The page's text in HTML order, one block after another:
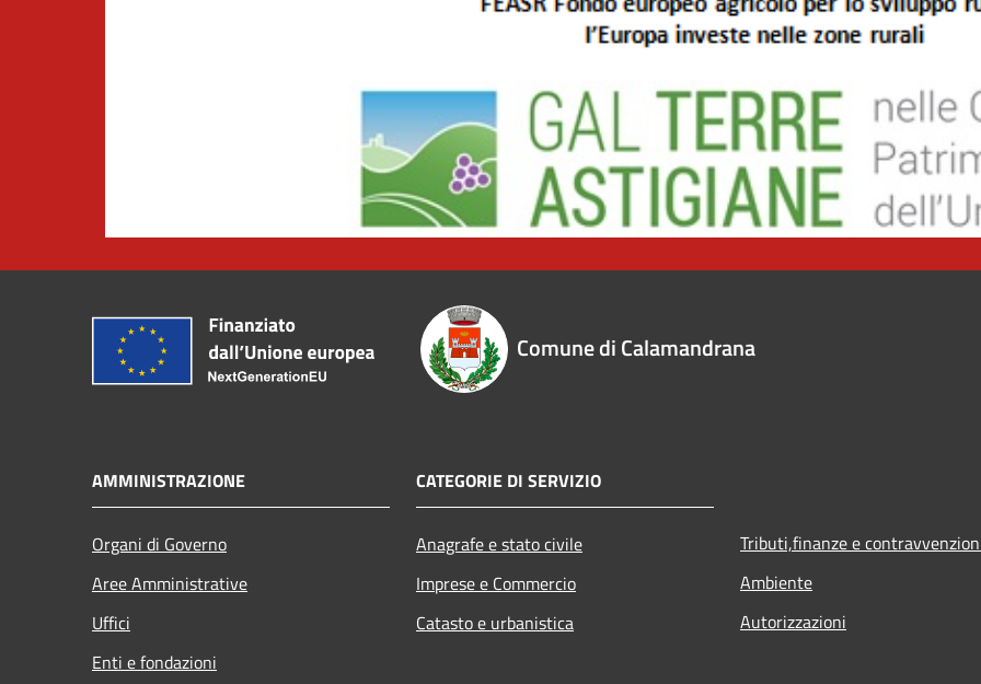
Comune di Calamandrana
AMMINISTRAZIONE
Organi di Governo
Aree Amministrative
Uffici
Enti e fondazioni
CATEGORIE DI SERVIZIO
Anagrafe e stato civile
Imprese e Commercio
Catasto e urbanistica
Tributi,finanze e
Ambiente
Autorizzazioni